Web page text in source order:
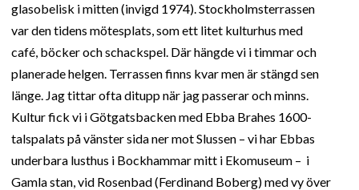
glasobelisk i mitten (invigd 1974). Stockholmsterrassen
var den tidens mötesplats, som ett litet kulturhus med
café, böcker och schackspel. Där hängde vi i timmar och
planerade helgen. Terrassen finns kvar men är stängd sen
länge. Jag tittar ofta ditupp när jag passerar och minns.
Kultur fick vi i Götgatsbacken med Ebba Brahes 1600-
talspalats på vänster sida ner mot Slussen – vi har Ebbas
underbara lusthus i Bockhammar mitt i Ekomuseum – i
Gamla stan, vid Rosenbad (Ferdinand Boberg) med vy över